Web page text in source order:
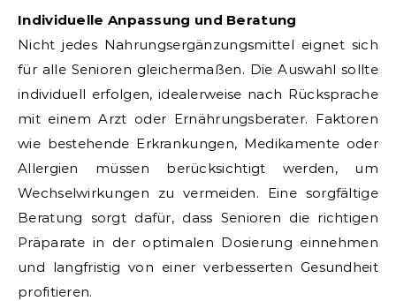
Individuelle Anpassung und Beratung
Nicht jedes Nahrungsergänzungsmittel eignet sich
für alle Senioren gleichermaßen. Die Auswahl sollte
individuell erfolgen, idealerweise nach Rücksprache
mit einem Arzt oder Ernährungsberater. Faktoren
wie bestehende Erkrankungen, Medikamente oder
Allergien müssen berücksichtigt werden, um
Wechselwirkungen zu vermeiden. Eine sorgfältige
Beratung sorgt dafür, dass Senioren die richtigen
Präparate in der optimalen Dosierung einnehmen
und langfristig von einer verbesserten Gesundheit
profitieren.